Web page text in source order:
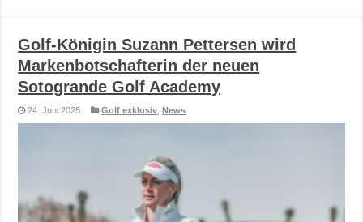
Golf-Königin Suzann Pettersen wird
Markenbotschafterin der neuen
Sotogrande Golf Academy
24. Juni 2025 Golf exklusiv News